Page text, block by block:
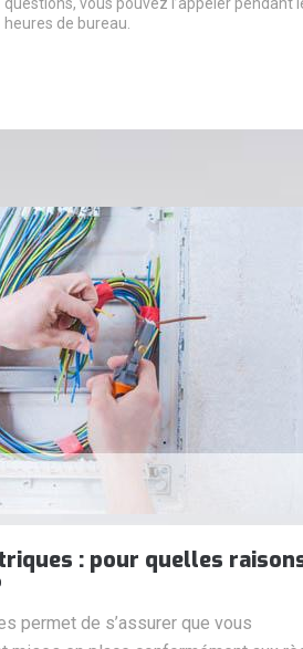
heures de bureau.
: pour quelles
permet de s’assurer que vous